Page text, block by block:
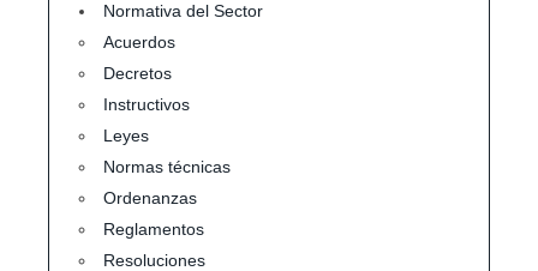
Normativa del Sector
Acuerdos
Decretos
Instructivos
Leyes
Normas técnicas
Ordenanzas
Reglamentos
Resoluciones